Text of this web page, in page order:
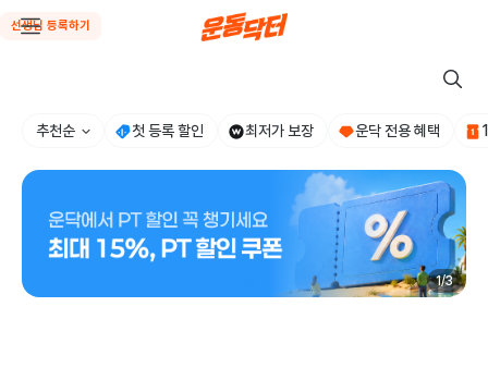
선생님 등록하기
추천순 첫 등록 할인 최저가 보장 운닥 전용 혜택
1/3